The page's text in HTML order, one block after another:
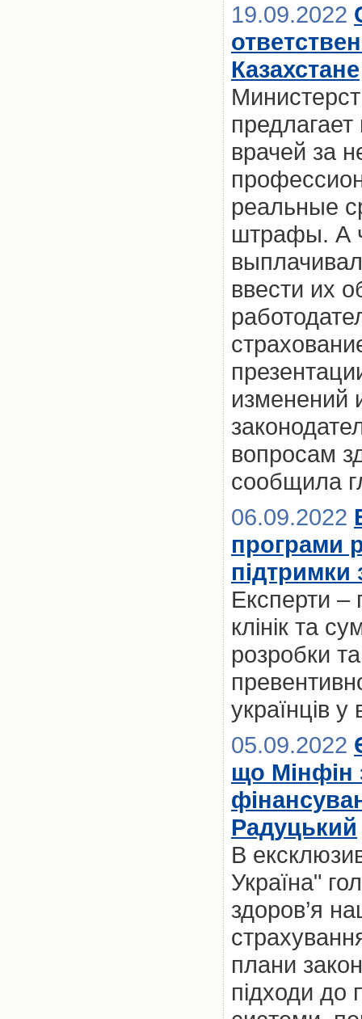
19.09.2022
Казахстане
врачей за
реальные
штрафы. А
ввести их
изменений
вопросам
сообщила
06.09.2022
програми
підтримки
Експерти –
клінік та
розробки
українців
05.09.2022
що Мінфін
Радуцький
В
Україна"
здоров’я
плани
підходи до